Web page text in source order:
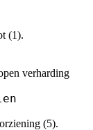
(1).
verharding
(5).